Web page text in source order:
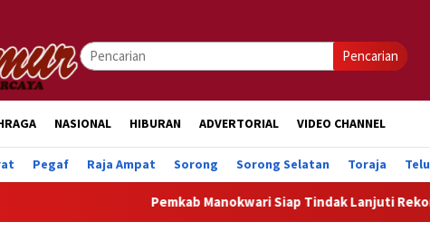
Pencarian
NASIONAL HIBURAN ADVERTORIAL VIDEO CHANNEL
Pegaf Raja Ampat Sorong Sorong Selatan Toraja
Pemkab Manokwari Siap Tindak Lanjuti